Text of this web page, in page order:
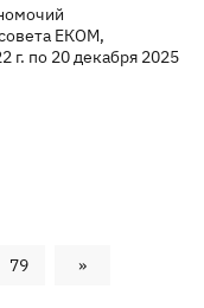
ЕКОМ,
г. по 20 декабря 2025
79 »